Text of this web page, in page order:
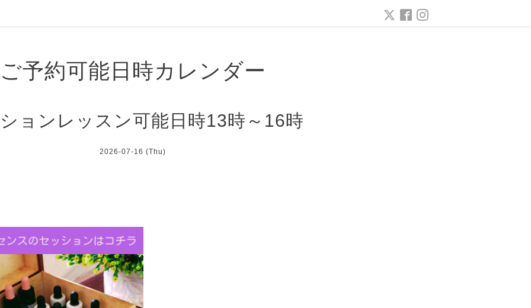
ご予約可能日時カレンダー
ョンレッスン可能日時13時～16時
2026-07-16 (Thu)